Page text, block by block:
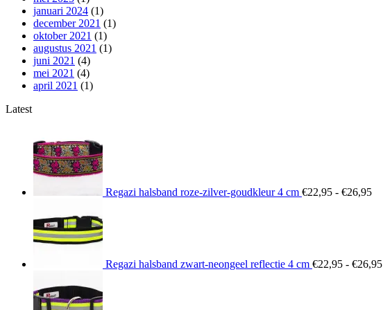
januari 2024 (1)
december 2021 (1)
oktober 2021 (1)
augustus 2021 (1)
juni 2021 (4)
mei 2021 (4)
april 2021 (1)
Latest
Regazi halsband roze-zilver-goudkleur 4 cm €22,95 - €26,95
Regazi halsband zwart-neongeel reflectie 4 cm €22,95 - €26,95